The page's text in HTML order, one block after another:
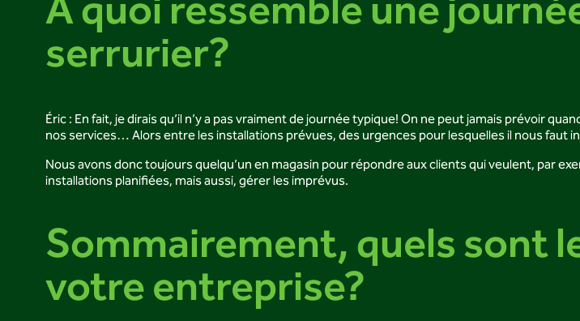
À quoi ressemble une
serrurier?
Éric : En fait, je dirais qu’il n’y a pas vraiment de journée typique! On ne peut jamais prévoir
nos services… Alors entre les installations prévues, des urgences pour lesquelles il nous
Nous avons donc toujours quelqu’un en magasin pour répondre aux clients qui veulent, par
installations planifiées, mais aussi, gérer les imprévus.
Sommairement, quels sont
votre entreprise?